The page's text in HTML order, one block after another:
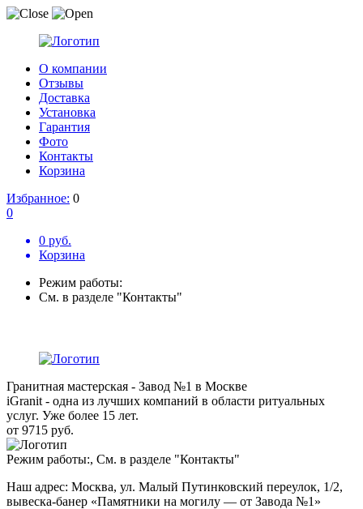
О компании
Отзывы
Доставка
Установка
Гарантия
Фото
Контакты
Корзина
Избранное: 0
0
0 руб.
Корзина
Режим работы:
См. в разделе "Контакты"
Гранитная мастерская - Завод №1 в Москве
iGranit - одна из лучших компаний в области ритуальных
услуг. Уже более 15 лет.
от 9715 руб.
Режим работы:, См. в разделе "Контакты"
Наш адрес: Москва, ул. Малый Путинковский переулок, 1/2,
вывеска-банер «Памятники на могилу — от Завода №1»